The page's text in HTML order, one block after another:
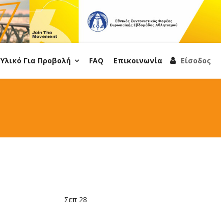
Είσοδος
Υλικό Για Προβολή FAQ Επικοινωνία
Σεπ 28